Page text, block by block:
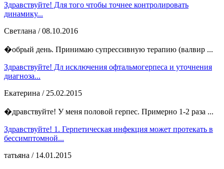
Здравствуйте! Для того чтобы точнее контролировать
динамику...
Светлана / 08.10.2016
�обрый день. Принимаю супрессивную терапию (валвир ...
Здравствуйте! Дл исключения офтальмогерпеса и уточнения
диагноза...
Екатерина / 25.02.2015
�дравствуйте! У меня половой герпес. Примерно 1-2 раза ...
Здравствуйте! 1. Герпетическая инфекция может протекать в
бессимптомной...
татьяна / 14.01.2015